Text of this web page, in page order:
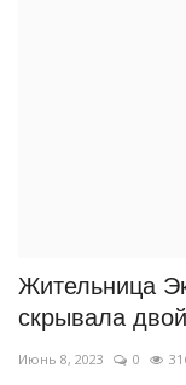
Жительница
скрывала
Июнь 8, 2023 0